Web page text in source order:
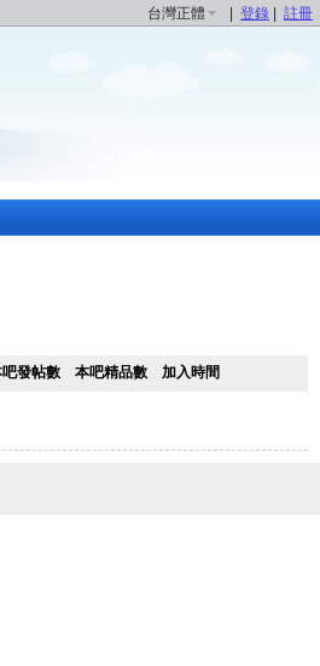
台灣正體 登錄 註冊
發帖數 本吧精品數 加入時間